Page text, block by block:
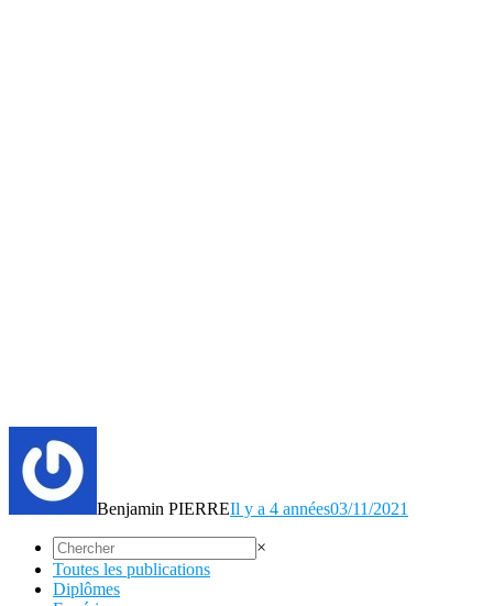
Benjamin PIERREIl y a 4 années03/11/2021
×
Toutes les publications
Diplômes